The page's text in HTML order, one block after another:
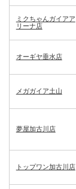
ミクちゃんガイアア
リーナ店
オーギヤ垂水店
メガガイア土山
夢屋加古川店
トップワン加古川店